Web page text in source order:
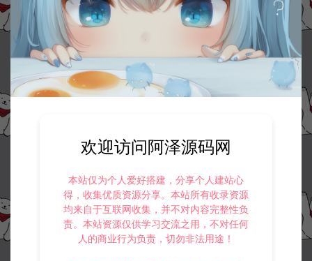
欢迎访问阿泽源码网
本站仅为个人爱好搭建，分享个人建站心
得，收集优质资源分享。本站所有收录资源
均来自于互联网收集，并不对内容完整性负
责。本站资源仅供学习交流之用，不对任何
人的商业行为负责，切勿非法用途！